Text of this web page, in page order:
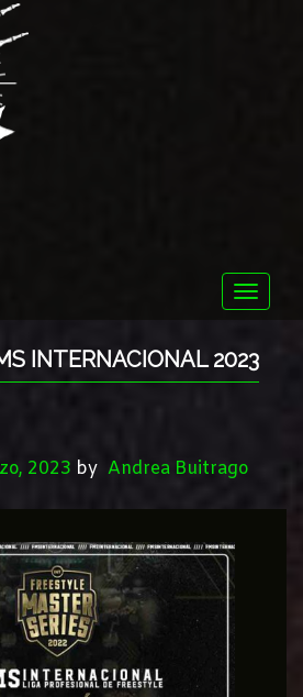
Toggle
INTERNACIONAL 2023
2023 by Andrea Buitrago